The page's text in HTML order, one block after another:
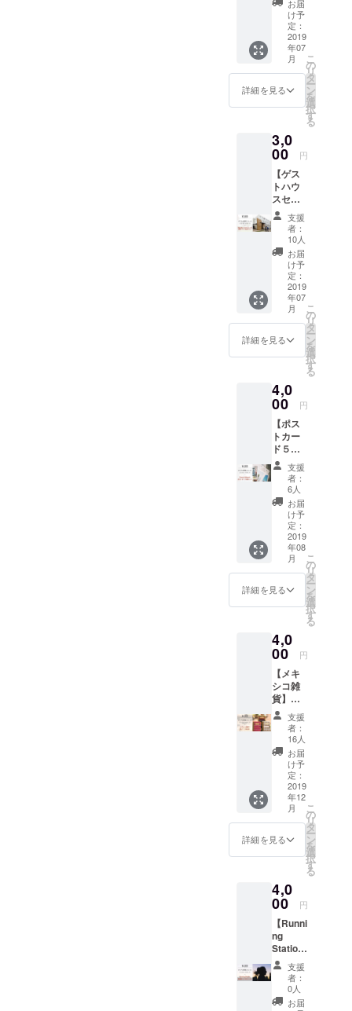
6月30日
まで有
効 ※お
電話
「宿泊
優待券
での利
てご予
約くだ
さい。
※混み具
合に
よって
はご案
内でき
ない場
合もご
ざいま
すの
で、お
早めに
日程を
お伝え
くださ
3,000ye
messa
ge card
from
Karina
・
Accom
modati
vouche
r for
Dormit
room
Expirati
on date
30th,
2020
Station
飲み放
題3時間
券】
3000円
以下の
内容を
お届け
しま
カリナ
の愛情
のこ
もった
メッ
セージ
カード
・3時間
飲み放
題券(1
名様分)
有効期
限
2020年
6月30日
まで有
効
3,000ye
ge card
from
Karina
・3
hours
free
drinkin
vouche
r ( you
can use
it Ten to
Ten
Sappor
Station
or
Expirati
on date
June
30th,
2020
お届
け予
定：
2019
年07
月
詳細を見る
こ
の
リ
タ
ー
ン
を
選
択
す
る
3,0
00 円
【ゲス
トハウ
スセミ
ナー＠
Ten to
Sappor
Station
】
3000円
以下の
内容を
お届け
しま
す！ ・
の愛情
のこ
もった
メッ
セージ
カード
・代表
山崎に
よるゲ
ストハ
ウス開
業セミ
ナー参
加チ
ケット
開催日
は参加
ご連絡
いたし
ます。
3,000ye
n ・A
messa
ge card
from
Karina
・
Vouche
r for the
opening
busines
semina
r by
Yamaza
represe
ntative
director
We will
announ
ce the
date
when
decide
the
支援
者：
10人
お届
け予
定：
2019
年07
月
詳細を見る
こ
の
リ
タ
ー
ン
を
選
択
す
る
4,0
00 円
【ポス
トカー
ド５枚
セッ
ト】
4000円
以下の
内容を
お届け
しま
す！ ・
カリナ
の愛情
のこ
もった
メッ
カード
・
Puerto
Vallarta
のポス
トカー
ド
Puerto
Vallarta
で撮影
された
フィル
ムフォ
トポス
トカー
ド5枚を
プレゼ
内容は
基本的
に選べ
ませ
ん！何
が来る
かはお
たのし
み！
4,000ye
支援
者：
6人
お届
け予
定：
2019
年08
月
詳細を見る
こ
の
リ
タ
ー
ン
を
選
択
す
る
4,0
00 円
【メキ
シコ雑
貨】
4000円
以下の
内容を
お届け
しま
す！ ・
カリナ
の愛情
のこ
もった
メッ
セージ
カード
より一
つお選
びいた
だけま
す！ ・
可愛い
柄ノー
ト ・手
作りピ
アス ・
支援
者：
16人
お届
け予
定：
2019
年12
月
詳細を見る
こ
の
リ
タ
ー
ン
を
選
択
す
る
4,0
00 円
【Runni
ng
Station
利用
券】
4000円
以下の
支援
者：
0人
お届